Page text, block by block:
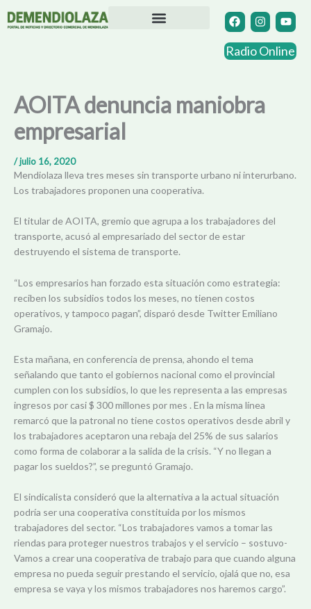
F
a
c
e
b
I
n
s
t
a
m
Y
o
u
t
u
Radio Online
AOITA denuncia maniobra
empresarial
/julio 16, 2020
Mendiolaza lleva tres meses sin transporte urbano ni interurbano.
Los trabajadores proponen una cooperativa.
El titular de AOITA, gremio que agrupa a los trabajadores del
transporte, acusó al empresariado del sector de estar
destruyendo el sistema de transporte.
“Los empresarios han forzado esta situación como estrategia:
reciben los subsidios todos los meses, no tienen costos
operativos, y tampoco pagan”, disparó desde Twitter Emiliano
Gramajo.
Esta mañana, en conferencia de prensa, ahondo el tema
señalando que tanto el gobiernos nacional como el provincial
cumplen con los subsidios, lo que les representa a las empresas
ingresos por casi $ 300 millones por mes . En la misma línea
remarcó que la patronal no tiene costos operativos desde abril y
los trabajadores aceptaron una rebaja del 25% de sus salarios
como forma de colaborar a la salida de la crisis. “Y no llegan a
pagar los sueldos?”, se preguntó Gramajo.
El sindicalista consideró que la alternativa a la actual situación
podría ser una cooperativa constituida por los mismos
trabajadores del sector. “Los trabajadores vamos a tomar las
riendas para proteger nuestros trabajos y el servicio – sostuvo-
Vamos a crear una cooperativa de trabajo para que cuando alguna
empresa no pueda seguir prestando el servicio, ojalá que no, esa
empresa se vaya y los mismos trabajadores nos haremos cargo”.